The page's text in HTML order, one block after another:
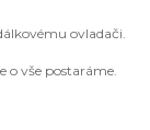
ovladači.
vše postaráme.